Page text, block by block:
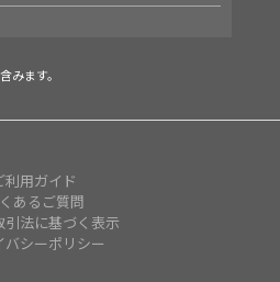
みます。
利用ガイド
あるご質問
引法に基づく表示
バシーポリシー